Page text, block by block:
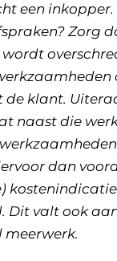
een
Zorg
de klant.
naast die
dan
Dit valt ook
meerwerk.